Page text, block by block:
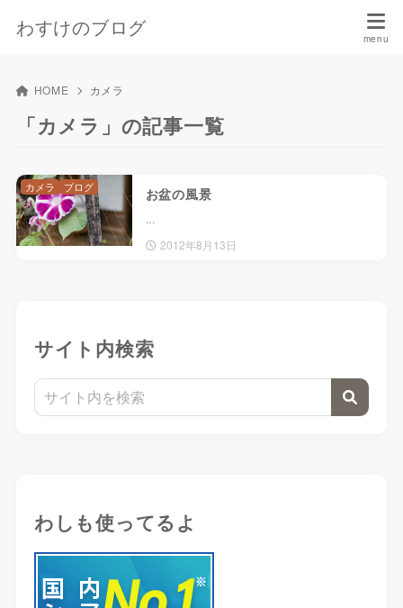
わすけのブログ
HOME カメラ
「カメラ」の記事一覧
お盆の風景
...
2012年8月13日
カメラ ブログ
サイト内検索
わしも使ってるよ